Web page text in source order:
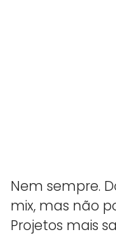
Nem sempre.
mix, mas não
Projetos mais